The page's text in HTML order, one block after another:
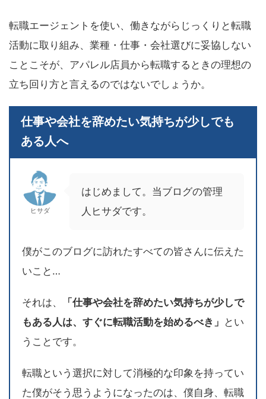
転職エージェントを使い、働きながらじっくりと転職
活動に取り組み、業種・仕事・会社選びに妥協しない
ことこそが、アパレル店員から転職するときの理想の
立ち回り方と言えるのではないでしょうか。
仕事や会社を辞めたい気持ちが少しでも
ある人へ
ヒサダ
はじめまして。当ブログの管理
人ヒサダです。
僕がこのブログに訪れたすべての皆さんに伝えた
いこと…
それは、
「仕事や会社を辞めたい気持ちが少しで
もある人は、すぐに転職活動を始めるべき」 とい
うことです。
転職という選択に対して消極的な印象を持ってい
た僕がそう思うようになったのは、僕自身、転職